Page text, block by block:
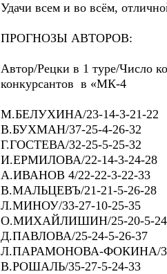
Удачи всем и во всём,
ПРОГНОЗЫ АВТОРОВ:
Автор/Рецки в 1 туре/Число
конкурсантов в «МК-4
М.БЕЛУХИНА/23-14-3-21-22
В.БУХМАН/37-25-4-26-32
Г.ГОСТЕВА/32-25-5-25-32
И.ЕРМИЛОВА/22-14-3-24-28
А.ИВАНОВ 4/22-22-3-22-33
В.МАЛЬЦЕВЪ/21-21-5-26-28
Л.МИНОУ/33-27-10-25-35
О.МИХАЙЛИШИН/25-20-5-
Д.ПАВЛОВА/25-24-5-26-37
Л.ПАРАМОНОВА-ФОКИНА/
В.РОШАЛЬ/35-27-5-24-33